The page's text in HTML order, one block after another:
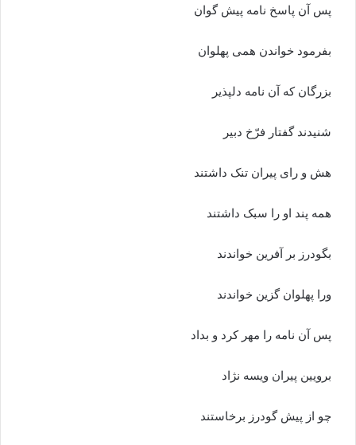
پس آن پاسخ نامه پیش گوان
بفرمود خواندن همى پهلوان‏
بزرگان که آن نامه دلپذیر
شنیدند گفتار فرّخ دبیر
هش و راى پیران تنک داشتند
همه پند او را سبک داشتند
بگودرز بر آفرین خواندند
ورا پهلوان گزین خواندند
پس آن نامه را مهر کرد و بداد
برویین پیران ویسه نژاد
چو از پیش گودرز برخاستند